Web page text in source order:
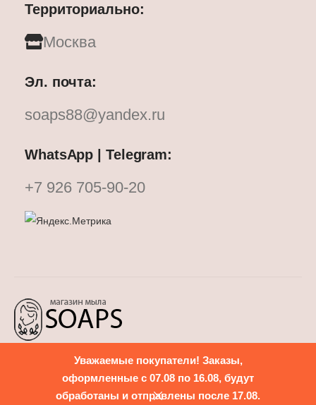
Уважаемые покупатели! Заказы,
оформленные с 07.08 по 16.08, будут
обработаны и отправлены после 17.08.
Территориально:
Москва
Эл. почта:
soaps88@yandex.ru
WhatsApp | Telegram:
+7 926 705-90-20
Политика конфиденциальности
сделано вmikhaleFF